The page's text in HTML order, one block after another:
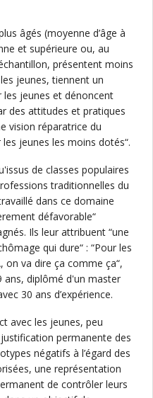
âgés (moyenne d’âge à
et supérieure ou, au
présentent moins
jeunes, tiennent un
les jeunes et dénoncent
des attitudes et pratiques
vision réparatrice du
jeunes les moins dotés“.
de classes populaires
traditionnelles du
dans ce domaine
défavorable“
Ils leur attribuent “une
qui dure“ : “Pour les
on va dire ça comme ça“,
ans, diplômé d'un master
30 ans d’expérience.
avec les jeunes, peu
permanente des
négatifs à l’égard des
une représentation
de contrôler leurs